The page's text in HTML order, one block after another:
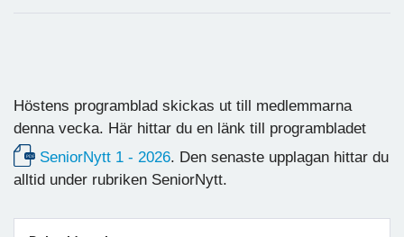
Höstens programblad skickas ut till medlemmarna
denna vecka. Här hittar du en länk till programbladet
SeniorNytt 1 - 2026. Den senaste upplagan hittar du
alltid under rubriken SeniorNytt.